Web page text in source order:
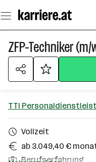
Seiteninhalt
springen
ZFP-Techniker (m/
TTI
Vollzeit
ab 3.049,40 €
Berufserfahrung